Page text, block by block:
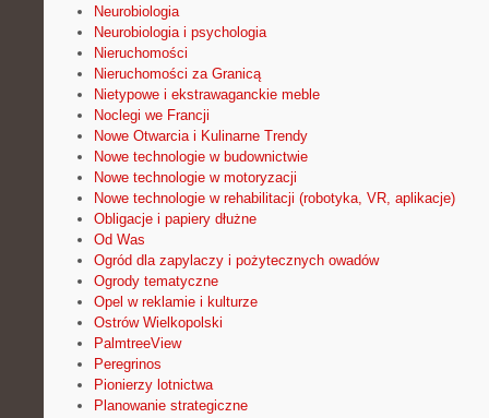
Neurobiologia
Neurobiologia i psychologia
Nieruchomości
Nieruchomości za Granicą
Nietypowe i ekstrawaganckie meble
Noclegi we Francji
Nowe Otwarcia i Kulinarne Trendy
Nowe technologie w budownictwie
Nowe technologie w motoryzacji
Nowe technologie w rehabilitacji (robotyka, VR, aplikacje)
Obligacje i papiery dłużne
Od Was
Ogród dla zapylaczy i pożytecznych owadów
Ogrody tematyczne
Opel w reklamie i kulturze
Ostrów Wielkopolski
PalmtreeView
Peregrinos
Pionierzy lotnictwa
Planowanie strategiczne